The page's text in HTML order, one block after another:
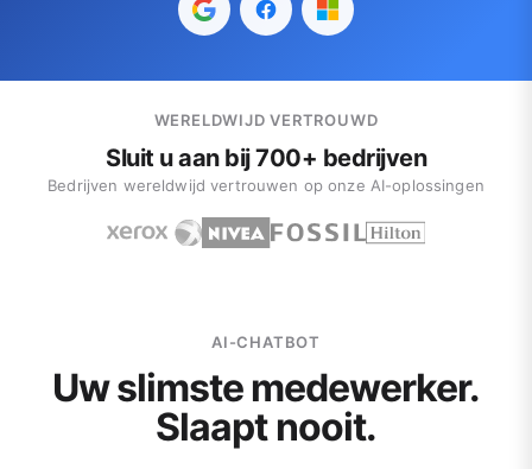
WERELDWIJD VERTROUWD
Sluit u aan bij 700+ bedrijven
Bedrijven wereldwijd vertrouwen op onze AI-oplossingen
AI-CHATBOT
Uw slimste medewerker.
Slaapt nooit.